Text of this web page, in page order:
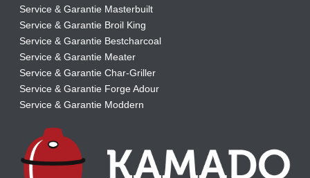
Service & Garantie Masterbuilt
Service & Garantie Broil King
Service & Garantie Bestcharcoal
Service & Garantie Meater
Service & Garantie Char-Griller
Service & Garantie Forge Adour
Service & Garantie Moddern